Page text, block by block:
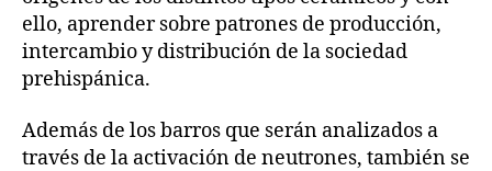
ello, aprender sobre patrones de producción,
intercambio y distribución de la sociedad
prehispánica.
Además de los barros que serán analizados a
través de la activación de neutrones, también se